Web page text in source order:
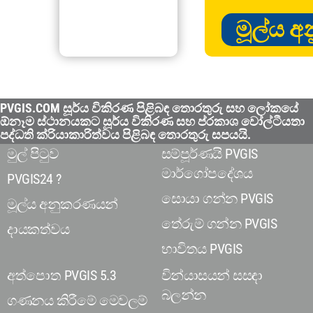
මූල්ය
PVGIS.COM සූර්ය විකිරණ පිළිබඳ තොරතුරු සහ ලෝකයේ
ඕනෑම ස්ථානයකට සූර්ය විකිරණ සහ ප්රකාශ වෝල්ටීයතා
පද්ධති ක්රියාකාරිත්වය පිළිබඳ තොරතුරු සපයයි.
මුල් පිටුව
PVGIS24 ?
මූල්ය අනුකරණයන්
දායකත්වය
අත්පොත PVGIS 5.3
ගණනය කිරීමේ මෙවලම්
සම්පූර්ණයි PVGIS
මාර්ගෝපදේශය
සොයා ගන්න PVGIS
තේරුම් ගන්න PVGIS
භාවිතය PVGIS
වින්යාසයන් සසඳා
බලන්න